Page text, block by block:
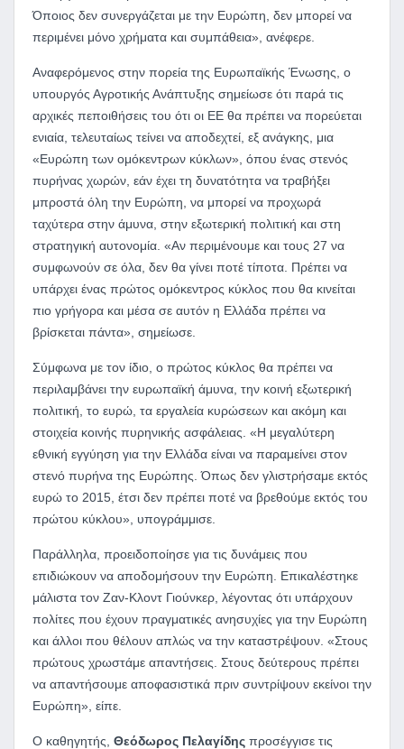
Όποιος δεν συνεργάζεται με την Ευρώπη, δεν μπορεί να
περιμένει μόνο χρήματα και συμπάθεια», ανέφερε.
Αναφερόμενος στην πορεία της Ευρωπαϊκής Ένωσης, ο
υπουργός Αγροτικής Ανάπτυξης σημείωσε ότι παρά τις
αρχικές πεποιθήσεις του ότι οι ΕΕ θα πρέπει να πορεύεται
ενιαία, τελευταίως τείνει να αποδεχτεί, εξ ανάγκης, μια
«Ευρώπη των ομόκεντρων κύκλων», όπου ένας στενός
πυρήνας χωρών, εάν έχει τη δυνατότητα να τραβήξει
μπροστά όλη την Ευρώπη, να μπορεί να προχωρά
ταχύτερα στην άμυνα, στην εξωτερική πολιτική και στη
στρατηγική αυτονομία. «Αν περιμένουμε και τους 27 να
συμφωνούν σε όλα, δεν θα γίνει ποτέ τίποτα. Πρέπει να
υπάρχει ένας πρώτος ομόκεντρος κύκλος που θα κινείται
πιο γρήγορα και μέσα σε αυτόν η Ελλάδα πρέπει να
βρίσκεται πάντα», σημείωσε.
Σύμφωνα με τον ίδιο, ο πρώτος κύκλος θα πρέπει να
περιλαμβάνει την ευρωπαϊκή άμυνα, την κοινή εξωτερική
πολιτική, το ευρώ, τα εργαλεία κυρώσεων και ακόμη και
στοιχεία κοινής πυρηνικής ασφάλειας. «Η μεγαλύτερη
εθνική εγγύηση για την Ελλάδα είναι να παραμείνει στον
στενό πυρήνα της Ευρώπης. Όπως δεν γλιστρήσαμε εκτός
ευρώ το 2015, έτσι δεν πρέπει ποτέ να βρεθούμε εκτός του
πρώτου κύκλου», υπογράμμισε.
Παράλληλα, προειδοποίησε για τις δυνάμεις που
επιδιώκουν να αποδομήσουν την Ευρώπη. Επικαλέστηκε
μάλιστα τον Ζαν-Κλοντ Γιούνκερ, λέγοντας ότι υπάρχουν
πολίτες που έχουν πραγματικές ανησυχίες για την Ευρώπη
και άλλοι που θέλουν απλώς να την καταστρέψουν. «Στους
πρώτους χρωστάμε απαντήσεις. Στους δεύτερους πρέπει
να απαντήσουμε αποφασιστικά πριν συντρίψουν εκείνοι την
Ευρώπη», είπε.
Ο καθηγητής, Θεόδωρος Πελαγίδης προσέγγισε τις